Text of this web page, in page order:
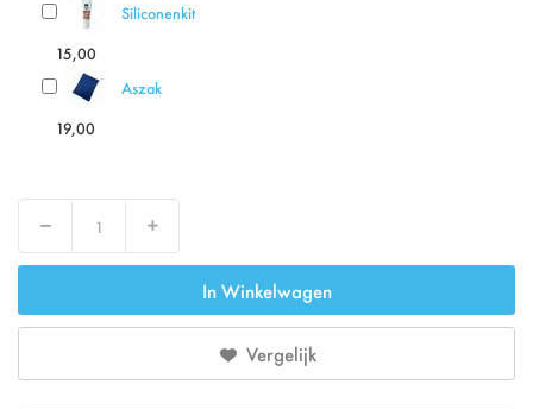
Siliconenkit
15,00
Aszak
19,00
Decrease Increase
In Winkelwagen
Vergelijk